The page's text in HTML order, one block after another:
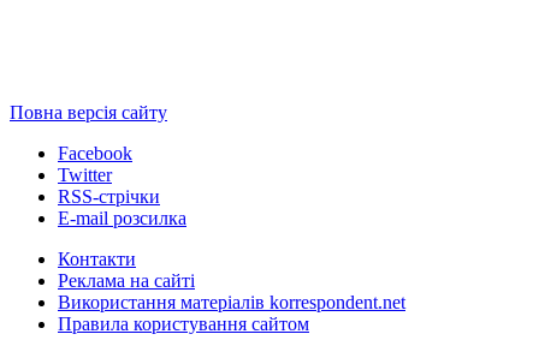
Повна версія сайту
Facebook
Twitter
RSS-стрічки
E-mail розсилка
Контакти
Реклама на сайті
Використання матеріалів korrespondent.net
Правила користування сайтом